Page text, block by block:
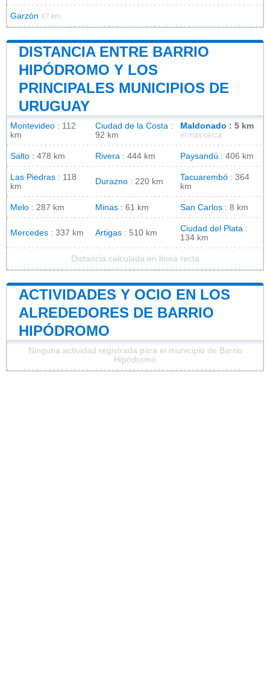
Garzón 47 km
DISTANCIA ENTRE BARRIO
HIPÓDROMO Y LOS
PRINCIPALES MUNICIPIOS DE
URUGUAY
Montevideo : 112
km
Ciudad de la Costa :
92 km
Maldonado : 5 km
el más cerca
Salto : 478 km Rivera : 444 km Paysandú : 406 km
Las Piedras : 118
km
Durazno : 220 km Tacuarembó : 364
km
Melo : 287 km Minas : 61 km San Carlos : 8 km
Mercedes : 337 km Artigas : 510 km Ciudad del Plata :
134 km
Distancia calculada en línea recta
ACTIVIDADES Y OCIO EN LOS
ALREDEDORES DE BARRIO
HIPÓDROMO
Ninguna actividad registrada para el municipio de Barrio
Hipódromo